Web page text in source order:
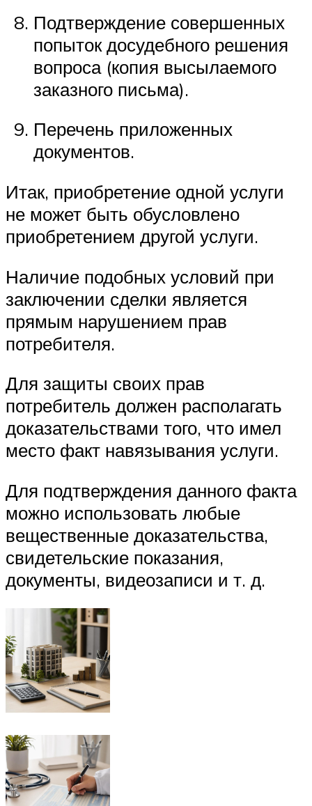
Подтверждение совершенных
попыток досудебного решения
вопроса (копия высылаемого
заказного письма).
Перечень приложенных
документов.
Итак, приобретение одной услуги
не может быть обусловлено
приобретением другой услуги.
Наличие подобных условий при
заключении сделки является
прямым нарушением прав
потребителя.
Для защиты своих прав
потребитель должен располагать
доказательствами того, что имел
место факт навязывания услуги.
Для подтверждения данного факта
можно использовать любые
вещественные доказательства,
свидетельские показания,
документы, видеозаписи и т. д.